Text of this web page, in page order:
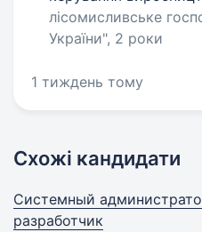
лісомисливське
України", 2 роки
1 тиждень тому
Схожі кандидати
Системный
разработчик